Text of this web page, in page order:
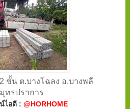
ชั้น ต.บางโฉลง อ.บางพลี
ทรปราการ
ไอดี :@HORHOME